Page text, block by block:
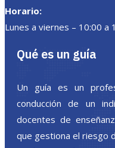
Horario:
Lunes a viernes – 10:00 a
Qué es un guía
Un guía es un
conducción de un
docentes de
que gestiona el riesgo